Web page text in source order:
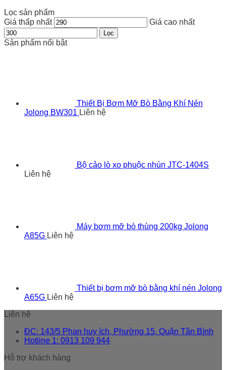
Lọc sản phẩm
Giá thấp nhất
Giá cao nhất
Lọc
Sản phẩm nổi bật
Thiết Bị Bơm Mỡ Bò Bằng Khí Nén
Jolong BW301 Liên hệ
Bộ cảo lò xo phuộc nhún JTC-1404S
Liên hệ
Máy bơm mỡ bò thùng 200kg Jolong
A85G Liên hệ
Thiết bị bơm mỡ bò bằng khí nén Jolong
A65G Liên hệ
Liên hệ
ĐC: 143/5 Phan huy ích, Phường 15, Quận Tân Bình
Hotline 1: 0913 109 944
Hỗ trợ khách hàng